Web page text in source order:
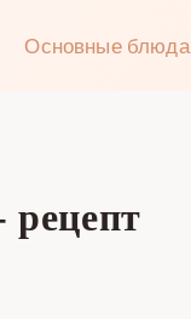
Основные блюда